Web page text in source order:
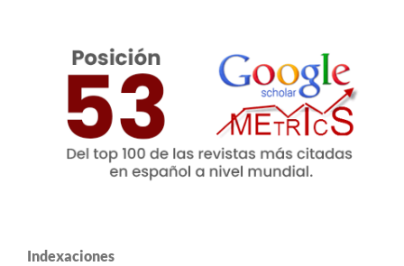
Indexaciones